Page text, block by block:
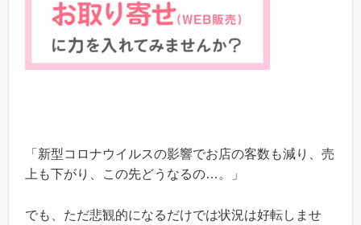
「新型コロナウイルスの影響でお店の客数も減り、売
上も下がり、この先どうなるの…。」
でも、ただ悲観的になるだけでは状況は好転しませ